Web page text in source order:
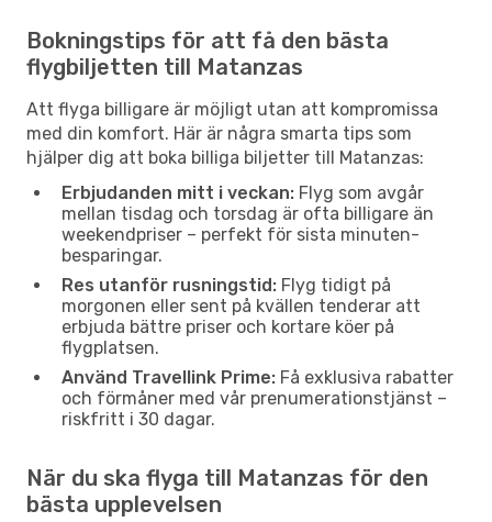
Bokningstips för att få den bästa
flygbiljetten till Matanzas
Att flyga billigare är möjligt utan att kompromissa
med din komfort. Här är några smarta tips som
hjälper dig att boka billiga biljetter till Matanzas:
Erbjudanden mitt i veckan: Flyg som avgår
mellan tisdag och torsdag är ofta billigare än
weekendpriser – perfekt för sista minuten-
besparingar.
Res utanför rusningstid: Flyg tidigt på
morgonen eller sent på kvällen tenderar att
erbjuda bättre priser och kortare köer på
flygplatsen.
Använd Travellink Prime: Få exklusiva rabatter
och förmåner med vår prenumerationstjänst –
riskfritt i 30 dagar.
När du ska flyga till Matanzas för den
bästa upplevelsen